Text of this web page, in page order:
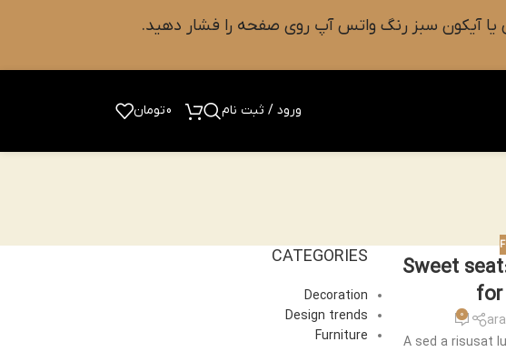
ورود / ثبت نام 0تومان
Sweet
0
A sed a risusat
CATEGORIES
Decoration
Design trends
Furniture